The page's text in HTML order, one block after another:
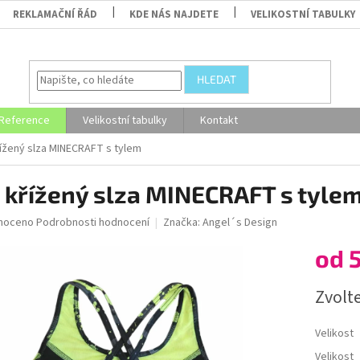
REKLAMAČNÍ ŘÁD KDE NÁS NAJDETE VELIKOSTNÍ TABULKY
HLEDAT
Velikostní tabulky
Kontakt
slza MINECRAFT s tylem
křížený slza MINECRAFT s
Podrobnosti hodnocení Značka: Angel´s Design
od
cena:
Velikost
Velikost